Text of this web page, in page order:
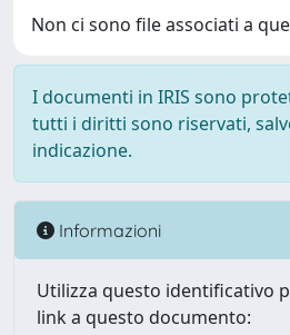
Non ci sono file associati a
I documenti in IRIS sono
tutti i diritti sono riservati,
indicazione.
Informazioni
Utilizza questo identificativo
link a questo documento: